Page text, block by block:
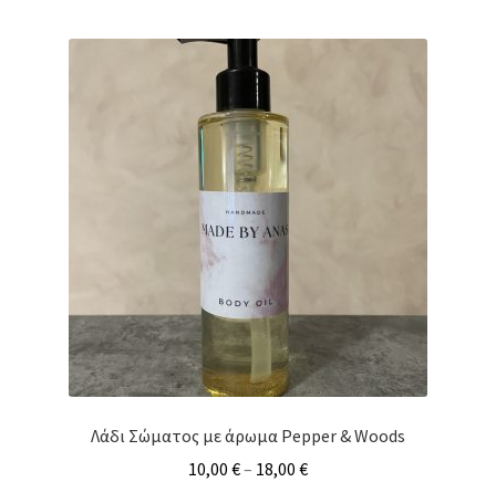
Λάδι Σώματος με άρωμα Pepper & Woods
10,00 €– 18,00 €